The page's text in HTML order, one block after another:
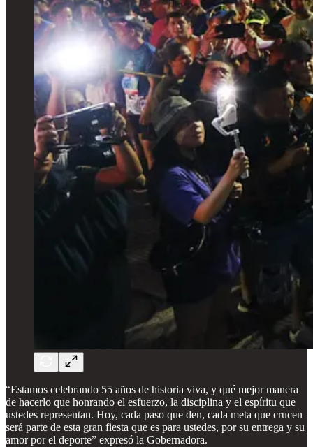
“Estamos celebrando 55 años de historia viva, y qué mejor manera
de hacerlo que honrando el esfuerzo, la disciplina y el espíritu que
ustedes representan. Hoy, cada paso que den, cada meta que crucen
será parte de esta gran fiesta que es para ustedes, por su entrega y su
amor por el deporte” expresó la Gobernadora.